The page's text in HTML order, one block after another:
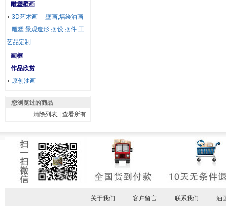
雕塑壁画
3D艺术画
壁画,墙绘油画
雕塑 景观造形 摆设 摆件 工
艺品定制
画框
作品欣赏
原创油画
您浏览过的商品
清除列表 |查看所有
关于我们 客户留言 联系我们 油